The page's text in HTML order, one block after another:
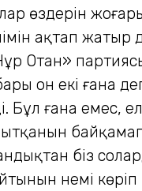
өздерін
ақтап
Отан»
он екі ғана
ғана емес,
біз
үнемі